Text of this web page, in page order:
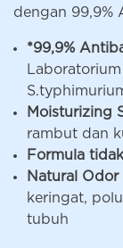
dengan 99,9%
*99,9%
Moisturizing
rambut dan
Formula
Natural Odor
keringat,
tubuh